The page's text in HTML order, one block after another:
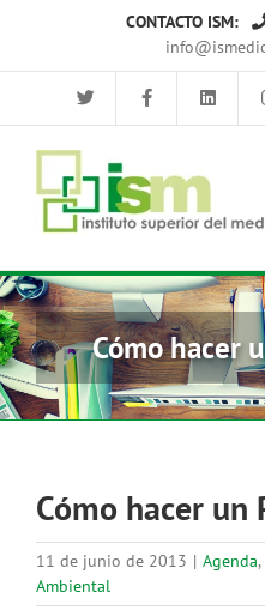
CONTACTO ISM:
Cómo hacer
Cómo hacer un
11 de junio de 2013 | Agenda,
Ambiental